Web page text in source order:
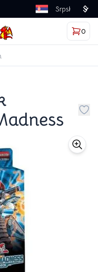
Language
ikonicu za
logo
0